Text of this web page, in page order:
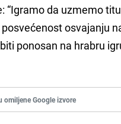
“Igramo da uzmemo
osvajanju
ponosan na hrabru
omiljene Google izvore